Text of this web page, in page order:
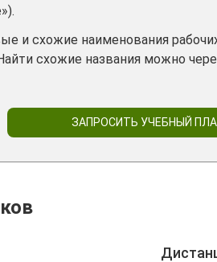
и схожие наименования
схожие названия можно
ЗАПРОСИТЬ УЧЕБНЫЙ